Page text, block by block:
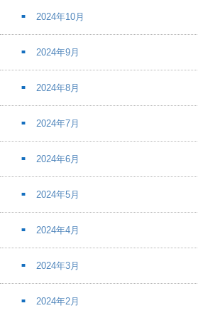
2024年10月
2024年9月
2024年8月
2024年7月
2024年6月
2024年5月
2024年4月
2024年3月
2024年2月